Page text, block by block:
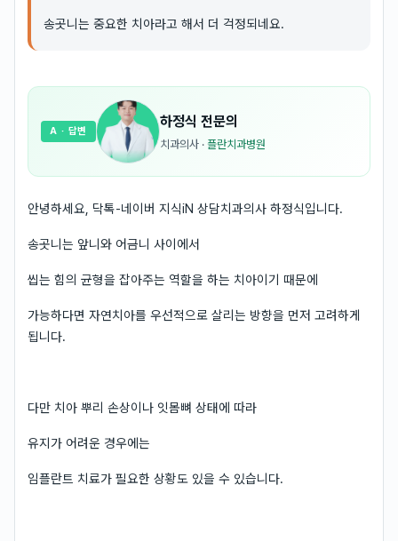
송곳니는 중요한 치아라고 해서 더 걱정되네요.
하정식 전문의
치과의사 · 플란치과병원
A · 답변
안녕하세요, 닥톡-네이버 지식iN 상담치과의사 하정식입니다.
송곳니는 앞니와 어금니 사이에서
씹는 힘의 균형을 잡아주는 역할을 하는 치아이기 때문에
가능하다면 자연치아를 우선적으로 살리는 방향을 먼저 고려하게
됩니다.
다만 치아 뿌리 손상이나 잇몸뼈 상태에 따라
유지가 어려운 경우에는
임플란트 치료가 필요한 상황도 있을 수 있습니다.